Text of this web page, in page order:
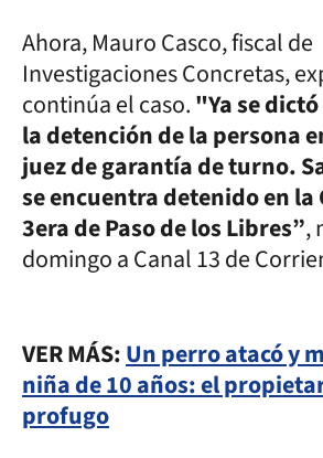
Ahora, Mauro Casco, fiscal de
Investigaciones Concretas,
continúa el caso."Ya se
la detención de la persona
juez de garantía de turno.
se encuentra detenido en la
3era de Paso de los Libres”,
domingo a Canal 13 de
VER MÁS:Un perro atacó y
niña de 10 años: el
profugo